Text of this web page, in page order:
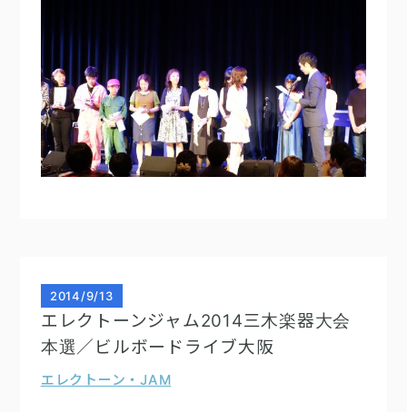
2014/9/13
エレクトーンジャム2014三木楽器大会
本選／ビルボードライブ大阪
エレクトーン・JAM